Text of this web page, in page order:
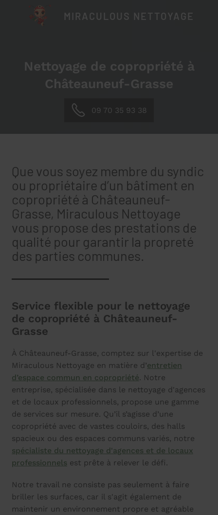
09 70 35 93 38
Nettoyage de copropriété à
Châteauneuf-Grasse
Que vous soyez membre du syndic
ou propriétaire d’un bâtiment en
copropriété à Châteauneuf-
Grasse, Miraculous Nettoyage
vous propose des prestations de
qualité pour garantir la propreté
des parties communes.
Service flexible pour le nettoyage
de copropriété à Châteauneuf-
Grasse
À Châteauneuf-Grasse, comptez sur l'expertise de
Miraculous Nettoyage en matière d’entretien
d’espace commun en copropriété. Notre
entreprise, spécialisée dans le nettoyage d'agences
et de locaux professionnels, propose une gamme
de services sur mesure. Qu’il s’agisse d’une
copropriété avec de vastes couloirs, des halls
spacieux ou des espaces communs variés, notre
spécialiste du nettoyage d'agences et de locaux
professionnels est prête à relever le défi.
Notre travail ne consiste pas seulement à faire
briller les surfaces, car il s'agit également de
maintenir un environnement propre et agréable
MIRACULOUS NETTOYAGE